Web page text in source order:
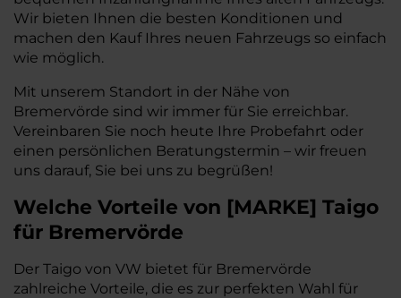
Wir bieten Ihnen die besten Konditionen und
machen den Kauf Ihres neuen Fahrzeugs so einfach
wie möglich.
Mit unserem Standort in der Nähe von
Bremervörde sind wir immer für Sie erreichbar.
Vereinbaren Sie noch heute Ihre Probefahrt oder
einen persönlichen Beratungstermin – wir freuen
uns darauf, Sie bei uns zu begrüßen!
Welche Vorteile von [MARKE] Taigo
für Bremervörde
Der Taigo von VW bietet für Bremervörde
zahlreiche Vorteile, die es zur perfekten Wahl für